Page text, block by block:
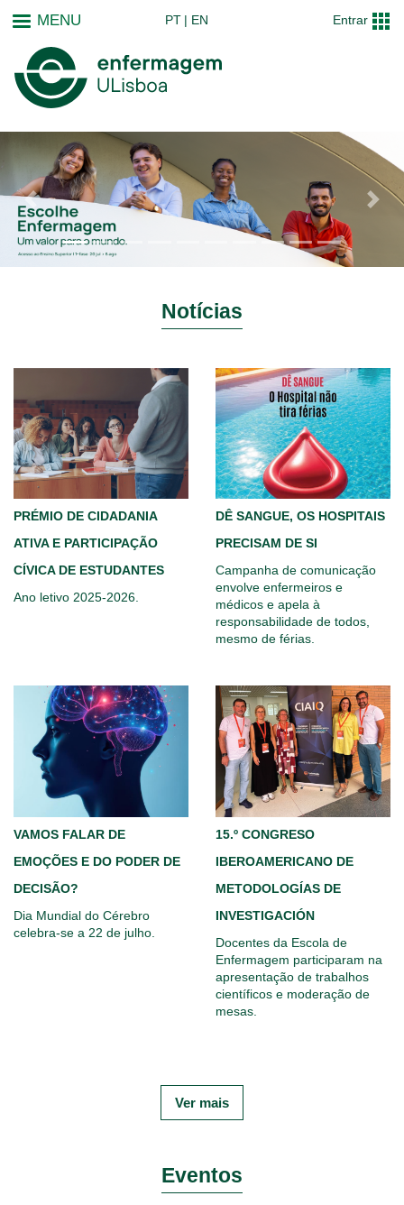
MENU PT EN Entrar
Notícias
PRÉMIO DE CIDADANIA
ATIVA E PARTICIPAÇÃO
CÍVICA DE ESTUDANTES
Ano letivo 2025-2026.
DÊ SANGUE, OS HOSPITAIS
PRECISAM DE SI
Campanha de comunicação
envolve enfermeiros e
médicos e apela à
responsabilidade de todos,
mesmo de férias.
VAMOS FALAR DE
EMOÇÕES E DO PODER DE
DECISÃO?
Dia Mundial do Cérebro
celebra-se a 22 de julho.
15.º CONGRESO
IBEROAMERICANO DE
METODOLOGÍAS DE
INVESTIGACIÓN
Docentes da Escola de
Enfermagem participaram na
apresentação de trabalhos
científicos e moderação de
mesas.
Ver mais
Eventos